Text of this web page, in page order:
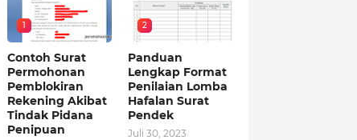
1
Contoh Surat
Permohonan
Pemblokiran
Rekening Akibat
Tindak Pidana
Penipuan
2
Panduan
Lengkap Format
Penilaian Lomba
Hafalan Surat
Pendek
Juli 30, 2023